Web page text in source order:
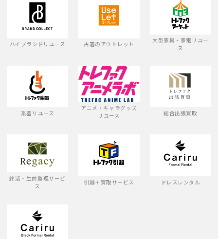
ハイブランドリユース 古着のアウトレット
大型家具・家電リユー
ス
楽器リユース
アニメ・キャラグッズ
リユース
総合出張買取
終活・生前整理サービ
ス
引越＋買取サービス ドレスレンタル